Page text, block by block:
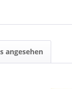
angesehen